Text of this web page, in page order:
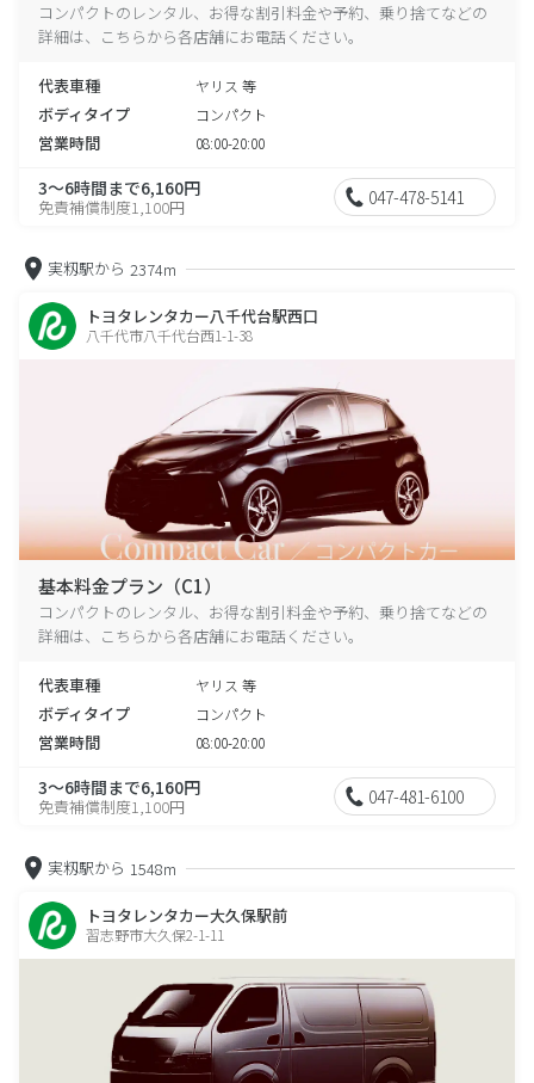
コンパクトのレンタル、お得な割引料金や予約、乗り捨てなどの
詳細は、こちらから各店舗にお電話ください。
代表車種 ヤリス 等
ボディタイプ コンパクト
営業時間 08:00-20:00
3～6時間まで6,160円
免責補償制度1,100円 047-478-5141
実籾駅から 2374m
トヨタレンタカー八千代台駅西口
八千代市八千代台西1-1-38
基本料金プラン（C1）
コンパクトのレンタル、お得な割引料金や予約、乗り捨てなどの
詳細は、こちらから各店舗にお電話ください。
代表車種 ヤリス 等
ボディタイプ コンパクト
営業時間 08:00-20:00
3～6時間まで6,160円
免責補償制度1,100円 047-481-6100
実籾駅から 1548m
トヨタレンタカー大久保駅前
習志野市大久保2-1-11